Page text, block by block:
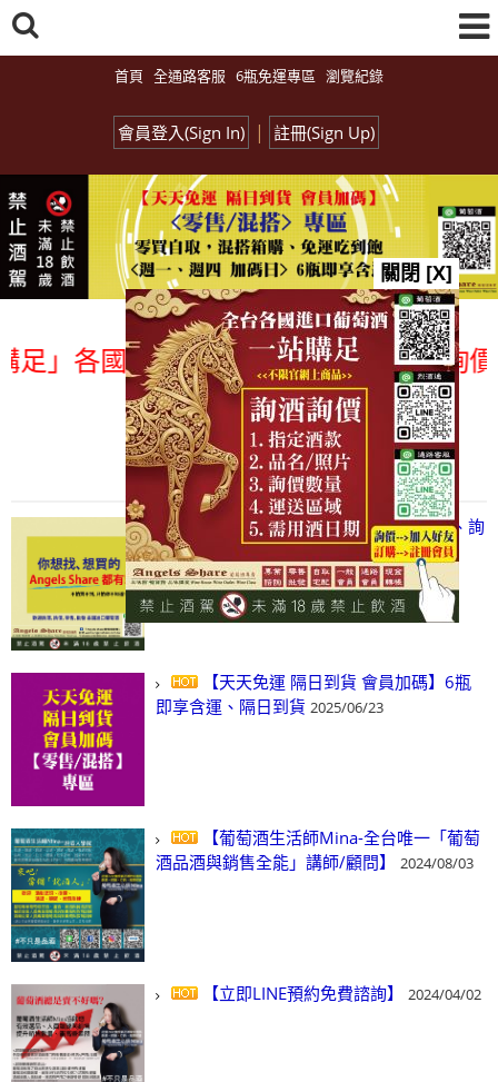
首頁 全通路客服 6瓶免運專區 瀏覽紀錄
會員登入(Sign In) | 註冊(Sign Up)
國進口酒類商品 專業詢(尋)酒詢價零售
總覽-促銷&活動
all events
【凡酒問Angels Share】線上選酒、詢
(尋)酒、詢價、零售、批發，看這裡!
2024/03/01
【天天免運 隔日到貨 會員加碼】6瓶
即享含運、隔日到貨 2025/06/23
【葡萄酒生活師Mina-全台唯一「葡萄
酒品酒與銷售全能」講師/顧問】
2024/08/03
【立即LINE預約免費諮詢】 2024/04/02
關閉 [X]